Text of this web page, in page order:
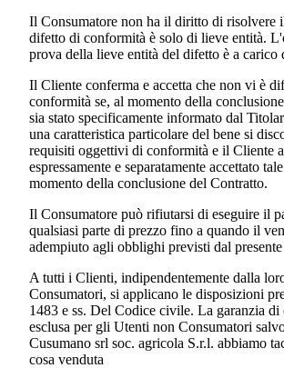
Il Consumatore non ha il diritto di risolvere
difetto di conformità è solo di lieve entità.
prova della lieve entità del difetto è a carico
Il Cliente conferma e accetta che non vi è
conformità se, al momento della
sia stato specificamente informato dal
una caratteristica particolare del bene si
requisiti oggettivi di conformità e il Cliente
espressamente e separatamente accettato
momento della conclusione del Contratto.
Il Consumatore può rifiutarsi di eseguire il
qualsiasi parte di prezzo fino a quando il
adempiuto agli obblighi previsti dal presente
A tutti i Clienti, indipendentemente dalla
Consumatori, si applicano le disposizioni
1483 e ss. Del Codice civile. La garanzia di
esclusa per gli Utenti non Consumatori
Cusumano srl soc. agricola S.r.l. abbiamo
cosa venduta